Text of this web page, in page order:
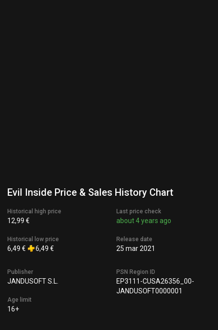
Evil Inside Price & Sales History Chart
Historical high price
12,99 €
Historical low price
6,49 € 6,49 €
Last price check
about 4 years ago
Release date
25 mar 2021
Publisher
JANDUSOFT S.L.
Age limit
16+
PSN Region ID
EP3111-CUSA26356_00-
JANDUSOFT0000001